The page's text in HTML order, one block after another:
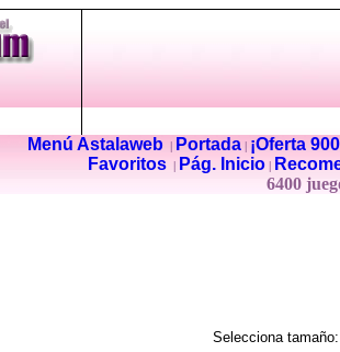
Menú Astalaweb| Portada| ¡Oferta
Favoritos
Pág. Inicio
6400
Selecciona tamaño: